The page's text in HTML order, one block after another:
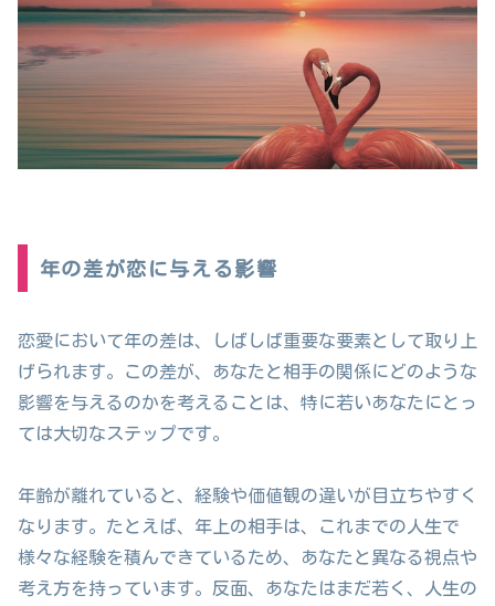
年の差が恋に与える影響
恋愛において年の差は、しばしば重要な要素として取り上
げられます。この差が、あなたと相手の関係にどのような
影響を与えるのかを考えることは、特に若いあなたにとっ
ては大切なステップです。
年齢が離れていると、経験や価値観の違いが目立ちやすく
なります。たとえば、年上の相手は、これまでの人生で
様々な経験を積んできているため、あなたと異なる視点や
考え方を持っています。反面、あなたはまだ若く、人生の